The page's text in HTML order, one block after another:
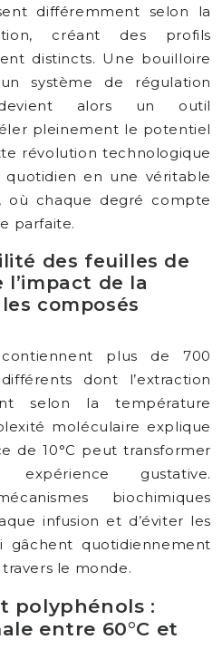
différemment selon la
créant des profils
distincts. Une bouilloire
système de régulation
alors un outil
pleinement le potentiel
révolution technologique
en une véritable
où chaque degré compte
parfaite.
des feuilles de
de la
composés
plus de 700
dont l’extraction
selon la température
moléculaire explique
de 10°C peut transformer
expérience gustative.
biochimiques
infusion et d’éviter les
gâchent quotidiennement
le monde.
polyphénols :
entre 60°C et